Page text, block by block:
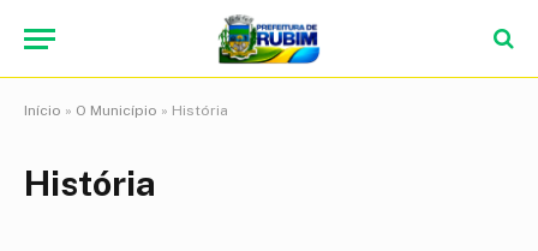
Início » O Município » História
História